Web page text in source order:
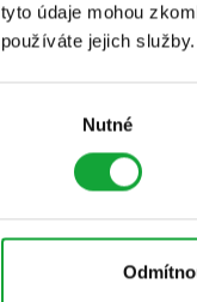
tyto údaje mohou
používáte jejich služby.
Nutné